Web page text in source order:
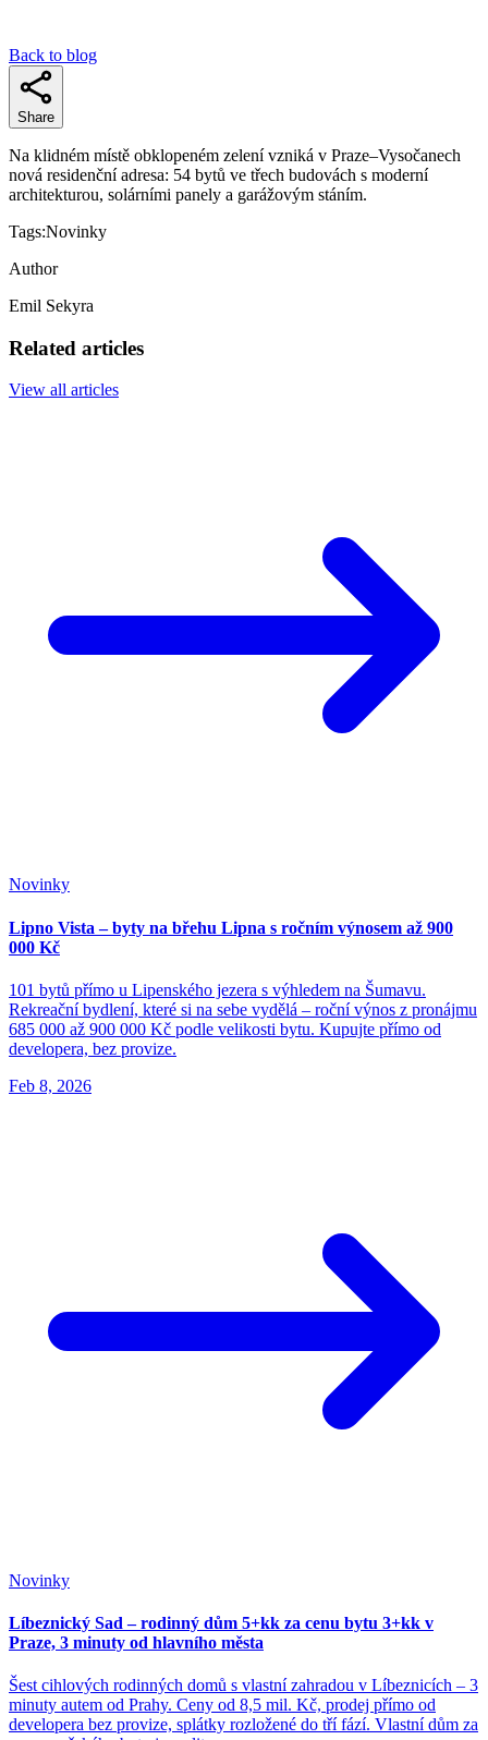
Back to blog
Share
Na klidném místě obklopeném zelení vzniká v Praze–Vysočanech
nová residenční adresa: 54 bytů ve třech budovách s moderní
architekturou, solárními panely a garážovým stáním.
Tags:Novinky
Author
Emil Sekyra
Related articles
View all articles
Novinky
Lipno Vista – byty na břehu Lipna s ročním výnosem až 900
000 Kč
101 bytů přímo u Lipenského jezera s výhledem na Šumavu.
Rekreační bydlení, které si na sebe vydělá – roční výnos z pronájmu
685 000 až 900 000 Kč podle velikosti bytu. Kupujte přímo od
developera, bez provize.
Feb 8, 2026
Novinky
Líbeznický Sad – rodinný dům 5+kk za cenu bytu 3+kk v
Praze, 3 minuty od hlavního města
Šest cihlových rodinných domů s vlastní zahradou v Líbeznicích – 3
minuty autem od Prahy. Ceny od 8,5 mil. Kč, prodej přímo od
developera bez provize, splátky rozložené do tří fází. Vlastní dům za